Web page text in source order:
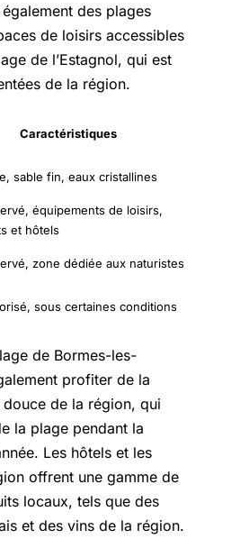
des plages
de loisirs accessibles
de l’Estagnol, qui est
de la région.
Caractéristiques
sable fin, eaux cristallines
équipements de loisirs,
et hôtels
zone dédiée aux naturistes
sous certaines conditions
de Bormes-les-
profiter de la
de la région, qui
la plage pendant la
Les hôtels et les
offrent une gamme de
locaux, tels que des
et des vins de la région.